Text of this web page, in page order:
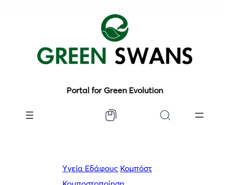
Portal for Green Evolution
Yγεία Εδάφους Κομπόστ